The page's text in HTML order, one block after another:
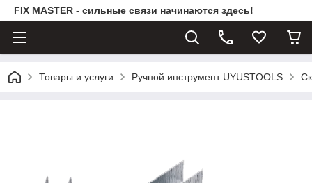
FIX MASTER - сильные связи начинаются здесь!
Товары и услуги Ручной инструмент UYUSTOOLS